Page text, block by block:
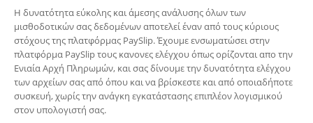
Η δυνατότητα εύκολης και άμεσης ανάλυσης όλων των
μισθοδοτικών σας δεδομένων αποτελεί έναν από τους κύριους
στόχους της πλατφόρμας PaySlip. Έχουμε ενσωματώσει στην
πλατφόρμα PaySlip τους κανονες ελέγχου όπως ορίζονται απο την
Ενιαία Αρχή Πληρωμών, και σας δίνουμε την δυνατότητα ελέγχου
των αρχείων σας από όπου και να βρίσκεστε και από οποιαδήποτε
συσκευή, χωρίς την ανάγκη εγκατάστασης επιπλέον λογισμικού
στον υπολογιστή σας.